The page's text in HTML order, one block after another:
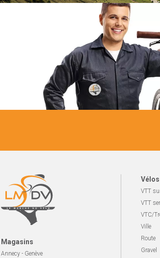
Magasins
Annecy - Genève
VTT
VTT
VTC/
Ville
Route
Gravel